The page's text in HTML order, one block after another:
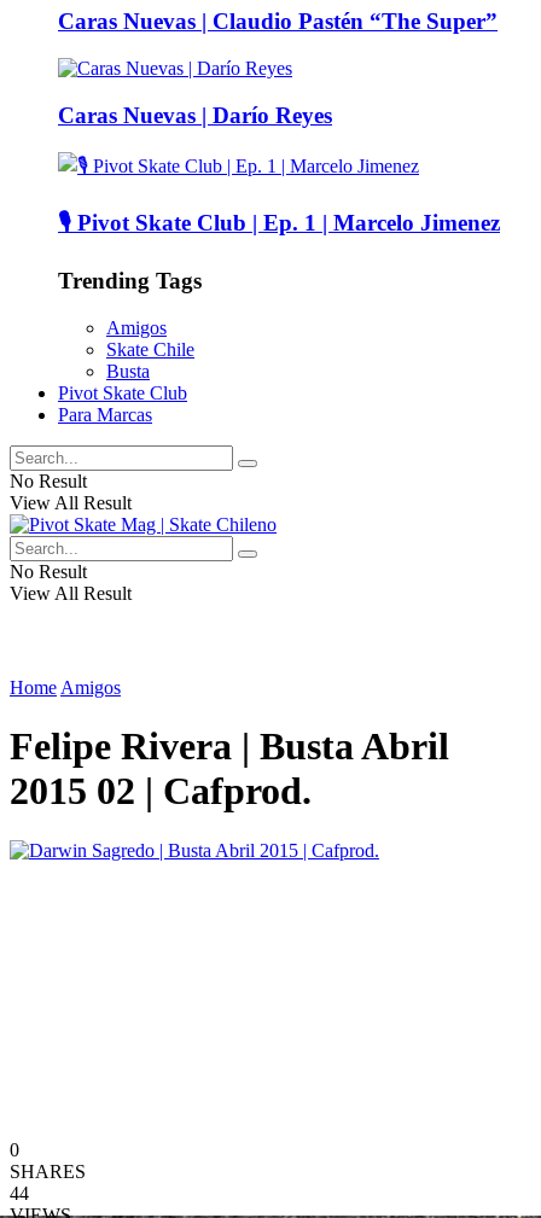
Caras Nuevas | Claudio Pastén “The Super”
Caras Nuevas | Darío Reyes
🎙️ Pivot Skate Club | Ep. 1 | Marcelo Jimenez
Trending Tags
Amigos
Skate Chile
Busta
Pivot Skate Club
Para Marcas
No Result
View All Result
No Result
View All Result
Home Amigos
Felipe Rivera | Busta Abril
2015 02 | Cafprod.
0
SHARES
44